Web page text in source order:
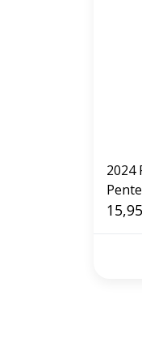
2024
Pierre
15,95